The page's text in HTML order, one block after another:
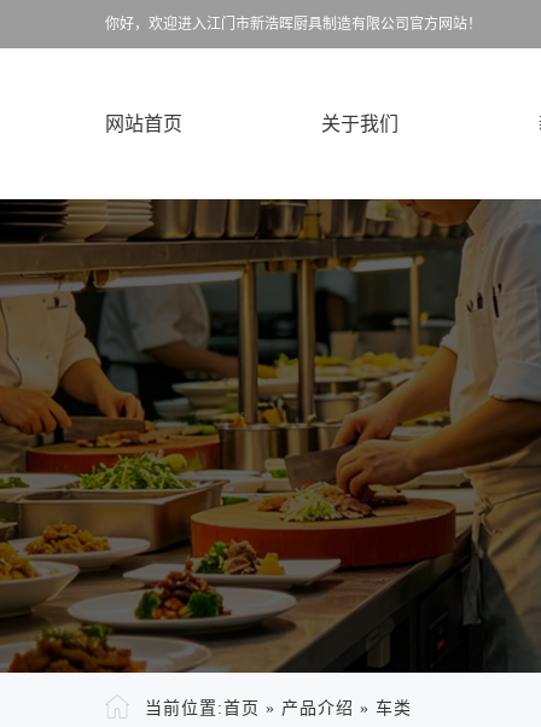
你好，欢迎进入江门市新浩晖厨具制造有限公司官方网站！
网站首页 关于我们
当前位置:首页 » 产品介绍 » 车类